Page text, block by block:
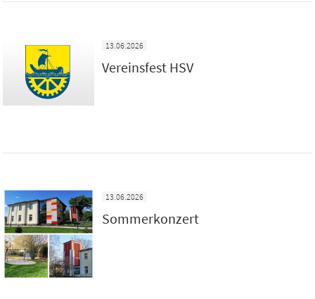
13.06.2026
Vereinsfest HSV
13.06.2026
Sommerkonzert